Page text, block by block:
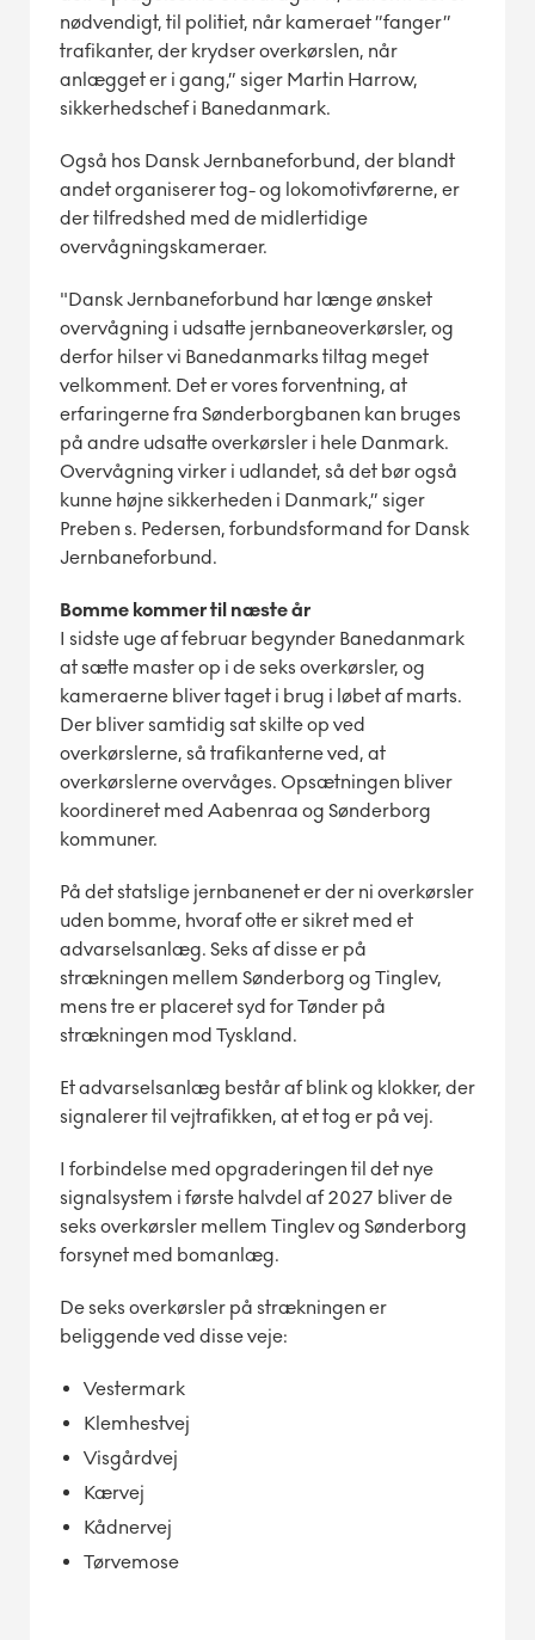
nødvendigt, til politiet, når kameraet ”fanger”
trafikanter, der krydser overkørslen, når
anlægget er i gang,” siger Martin Harrow,
sikkerhedschef i Banedanmark.
Også hos Dansk Jernbaneforbund, der blandt
andet organiserer tog- og lokomotivførerne, er
der tilfredshed med de midlertidige
overvågningskameraer.
"Dansk Jernbaneforbund har længe ønsket
overvågning i udsatte jernbaneoverkørsler, og
derfor hilser vi Banedanmarks tiltag meget
velkomment. Det er vores forventning, at
erfaringerne fra Sønderborgbanen kan bruges
på andre udsatte overkørsler i hele Danmark.
Overvågning virker i udlandet, så det bør også
kunne højne sikkerheden i Danmark,” siger
Preben s. Pedersen, forbundsformand for Dansk
Jernbaneforbund.
Bomme kommer til næste år
I sidste uge af februar begynder Banedanmark
at sætte master op i de seks overkørsler, og
kameraerne bliver taget i brug i løbet af marts.
Der bliver samtidig sat skilte op ved
overkørslerne, så trafikanterne ved, at
overkørslerne overvåges. Opsætningen bliver
koordineret med Aabenraa og Sønderborg
kommuner.
På det statslige jernbanenet er der ni overkørsler
uden bomme, hvoraf otte er sikret med et
advarselsanlæg. Seks af disse er på
strækningen mellem Sønderborg og Tinglev,
mens tre er placeret syd for Tønder på
strækningen mod Tyskland.
Et advarselsanlæg består af blink og klokker, der
signalerer til vejtrafikken, at et tog er på vej.
I forbindelse med opgraderingen til det nye
signalsystem i første halvdel af 2027 bliver de
seks overkørsler mellem Tinglev og Sønderborg
forsynet med bomanlæg.
De seks overkørsler på strækningen er
beliggende ved disse veje:
Vestermark
Klemhestvej
Visgårdvej
Kærvej
Kådnervej
Tørvemose